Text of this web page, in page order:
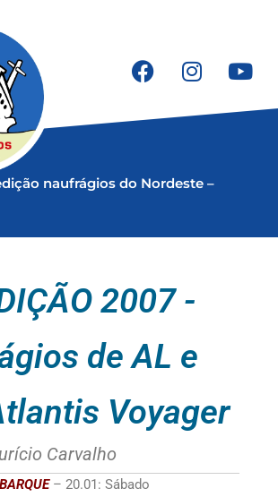
F
c
o
k
I
g
a
Y
o
naufrágios do Nordeste –
2007 -
de AL e
Voyager
Carvalho
– 20.01: Sábado